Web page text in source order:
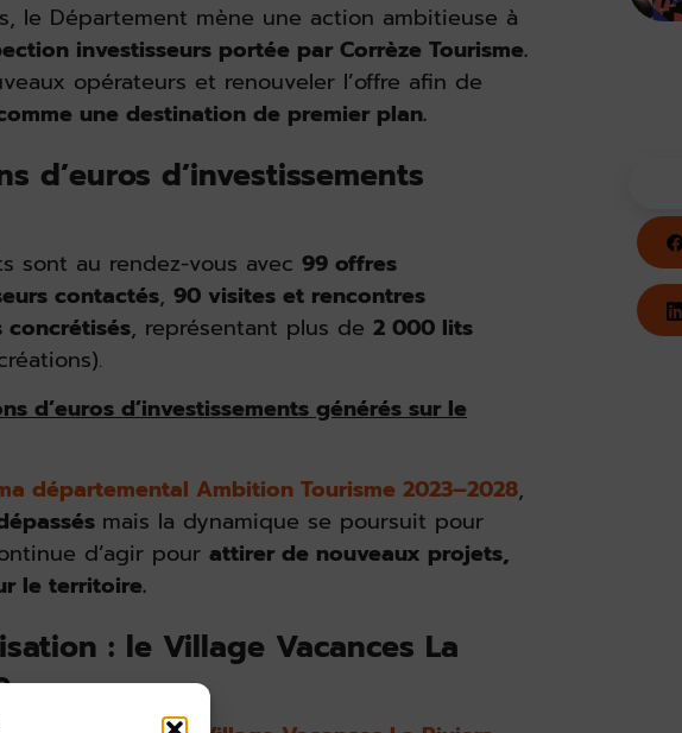
le Département mène une action ambitieuse à
investisseurs portée par Corrèze Tourisme.
opérateurs et renouveler l’offre afin de
une destination de premier plan.
d’euros d’investissements
sont au rendez-vous avec 99 offres
contactés, 90 visites et rencontres
concrétisés, représentant plus de 2 000 lits
d’euros d’investissements générés sur le
départemental Ambition Tourisme 2023–2028,
mais la dynamique se poursuit pour
d’agir pour attirer de nouveaux projets,
le territoire.
: le Village Vacances La